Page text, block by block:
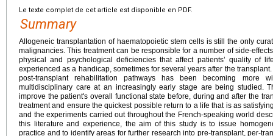
Le texte complet de cet article est disponible en PDF.
Summary
Allogeneic transplantation of haematopoietic stem cells is still the only
malignancies. This treatment can be responsible for a number of side-
physical and psychological deficiencies that affect patients’ quality of
experienced as a handicap, sometimes for several years after the
post-transplant rehabilitation pathways has been becoming more
multidisciplinary care at an increasingly early stage are being studied.
improve the patient's overall functional state before, during and after the
treatment and ensure the quickest possible return to a life that is as
and the experiments carried out throughout the French-speaking world
this literature and experience, the aim of this study is to issue
practice and to identify areas for further research into pre-transplant, per-